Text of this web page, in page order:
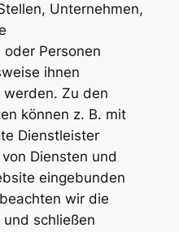
Unternehmen,
Personen
ihnen
Zu den
können z. B. mit
Dienstleister
Diensten und
eingebunden
wir die
schließen